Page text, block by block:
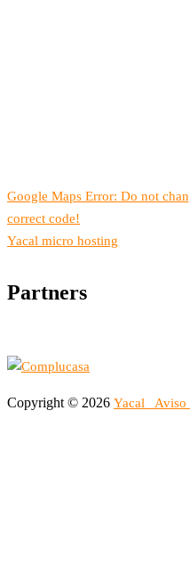
Google Maps Error: Do not
correct code!
Yacal micro hosting
Partners
Copyright © 2026 Yacal Aviso